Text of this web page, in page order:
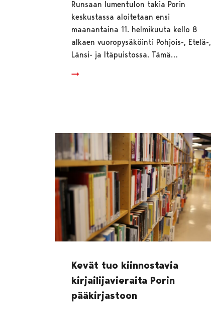
Runsaan lumentulon takia Porin
keskustassa aloitetaan ensi
maanantaina 11. helmikuuta kello 8
alkaen vuoropysäköinti Pohjois-, Etelä-,
Länsi- ja Itäpuistossa. Tämä…
Kevät tuo kiinnostavia
kirjailijavieraita Porin
pääkirjastoon